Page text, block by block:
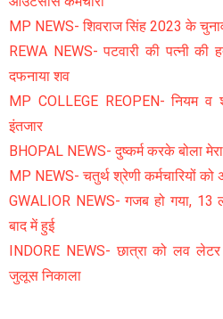
MP NEWS- शिवराज सिंह 2023 के
REWA NEWS- पटवारी की पत्नी की
दफनाया शव
MP COLLEGE REOPEN- नियम
इंतजार
BHOPAL NEWS- दुष्कर्म करके बोला
MP NEWS- चतुर्थ श्रेणी कर्मचारियों
GWALIOR NEWS- गजब हो गया, 13
बाद में हुई
INDORE NEWS- छात्रा को लव
जुलूस निकाला